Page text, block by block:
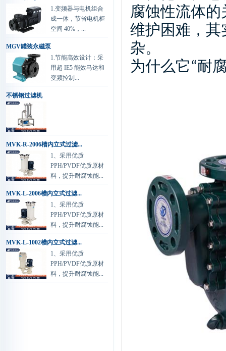
协和电镀有限公司 肖总
我们做化学镀过滤
是一种新型的金属
技术以其工艺简便、节...详情
兴森快捷科技有限公司 工程部...
我司环保水处理与
的，一直以来运行稳定...
1.变频器与电机组合
成一体，节省电机柜
空间 40%，...
MGV罐装永磁泵
1.节能高效设计：采
用超 IE5 能效马达和
变频控制...
不锈钢过滤机
MVK-R-2006槽内立式过滤...
1、采用优质
PPH/PVDF优质原材
料，提升耐腐蚀能...
MVK-L-2006槽内立式过滤...
1、采用优质
PPH/PVDF优质原材
料，提升耐腐蚀能...
MVK-L-1002槽内立式过滤...
1、采用优质
PPH/PVDF优质原材
料，提升耐腐蚀能...
腐蚀性流体
维护困难，其
杂。
为什么它“耐